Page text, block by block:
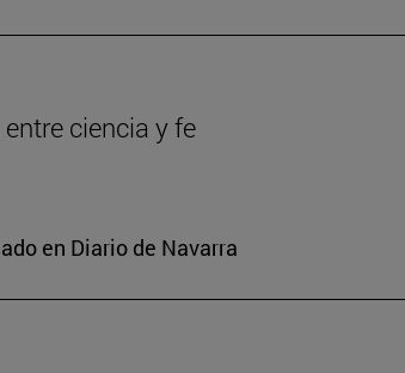
ciencia y fe
en Diario de Navarra